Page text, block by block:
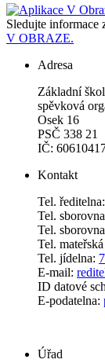
Sledujte informace
V OBRAZE.
Adresa
Zá­klad­ní
spěv­ko­vá
Osek 16
PSČ 338 21
IČ:
Kontakt
Tel. ředitelna:
Tel.
Tel.
Tel.
Tel. jídelna:
E-mail:
ID datové
E-podatelna:
Úřad